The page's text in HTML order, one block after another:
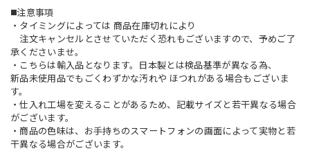
◼️注意事項
・タイミングによっては 商品在庫切れにより
注文キャンセルとさせていただく恐れもございますので、予めご了
承くださいませ。
・こちらは輸入品となります。日本製とは検品基準が異なる為、
新品未使用品でもごくわずかな汚れや ほつれがある場合もございま
す。
・仕入れ工場を変えることがあるため、記載サイズと若干異なる場合
がございます。
・商品の色味は、お手持ちのスマートフォンの画面によって実物と若
干異なる場合がございます。